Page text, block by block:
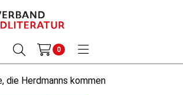
0
die Herdmanns kommen